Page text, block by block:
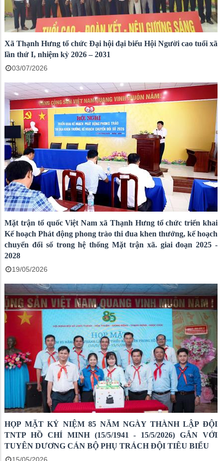
Xã Thạnh Hưng tổ chức Đại hội đại biểu Hội Người cao tuổi xã
lần thứ I, nhiệm kỳ 2026 – 2031
03/07/2026
Mặt trận tổ quốc Việt Nam xã Thạnh Hưng tổ chức triển khai
Kế hoạch Phát động phong trào thi đua khen thưởng, kế hoạch
chuyển đổi số trong hệ thống Mặt trận xã. giai đoạn 2025 -
2028
19/05/2026
HỌP MẶT KỶ NIỆM 85 NĂM NGÀY THÀNH LẬP ĐỘI
TNTP HỒ CHÍ MINH (15/5/1941 - 15/5/2026) GẮN VỚI
TUYÊN DƯƠNG CÁN BỘ PHỤ TRÁCH ĐỘI TIÊU BIỂU